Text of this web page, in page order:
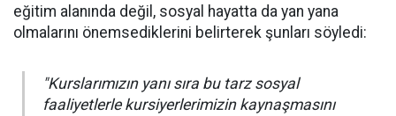
eğitim alanında değil, sosyal hayatta da yan yana
olmalarını önemsediklerini belirterek şunları söyledi:
"Kurslarımızın yanı sıra bu tarz sosyal
faaliyetlerle kursiyerlerimizin kaynaşmasını